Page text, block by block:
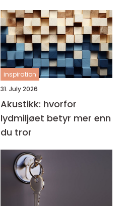
visualisering
inspiration
31. July 2026
Akustikk: hvorfor
lydmiljøet betyr mer enn
du tror